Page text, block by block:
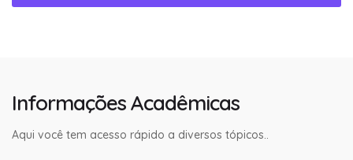
Informações Acadêmicas
Aqui você tem acesso rápido a diversos tópicos..